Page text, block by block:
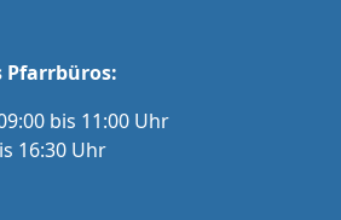
Pfarrbüros:
bis 11:00 Uhr
16:30 Uhr